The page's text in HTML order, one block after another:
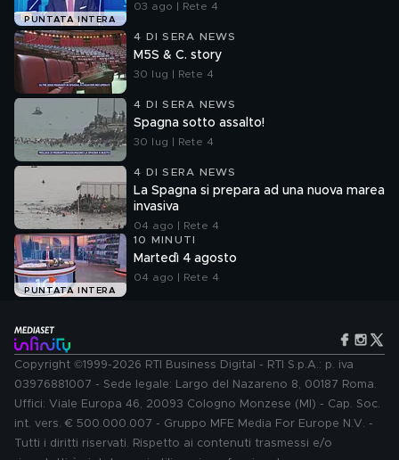
PUNTATA INTERA
03 ago | Rete 4
4 DI SERA NEWS
M5S & C. story
30 lug | Rete 4
4 DI SERA NEWS
Spagna sotto assalto!
30 lug | Rete 4
4 DI SERA NEWS
La Spagna si prepara ad una nuova marea
invasiva
04 ago | Rete 4
PUNTATA INTERA
10 MINUTI
Martedì 4 agosto
04 ago | Rete 4
Copyright ©1999-2026 RTI Business Digital - RTI S.p.A.: p. iva
03976881007 - Sede legale: Largo del Nazareno 8, 00187 Roma.
Uffici: Viale Europa 46, 20093 Cologno Monzese (MI) - Cap. Soc.
int. vers. € 500.000.007 - Gruppo MFE Media For Europe N.V. -
Tutti i diritti riservati. Rispetto ai contenuti trasmessi e/o